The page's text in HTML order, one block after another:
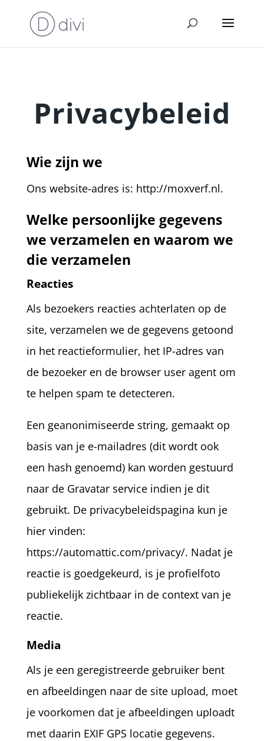
Privacybeleid
Wie zijn we
Ons website-adres is: http://moxverf.nl.
Welke persoonlijke gegevens
we verzamelen en waarom we
die verzamelen
Reacties
Als bezoekers reacties achterlaten op de
site, verzamelen we de gegevens getoond
in het reactieformulier, het IP-adres van
de bezoeker en de browser user agent om
te helpen spam te detecteren.
Een geanonimiseerde string, gemaakt op
basis van je e-mailadres (dit wordt ook
een hash genoemd) kan worden gestuurd
naar de Gravatar service indien je dit
gebruikt. De privacybeleidspagina kun je
hier vinden:
https://automattic.com/privacy/. Nadat je
reactie is goedgekeurd, is je profielfoto
publiekelijk zichtbaar in de context van je
reactie.
Media
Als je een geregistreerde gebruiker bent
en afbeeldingen naar de site upload, moet
je voorkomen dat je afbeeldingen uploadt
met daarin EXIF GPS locatie gegevens.